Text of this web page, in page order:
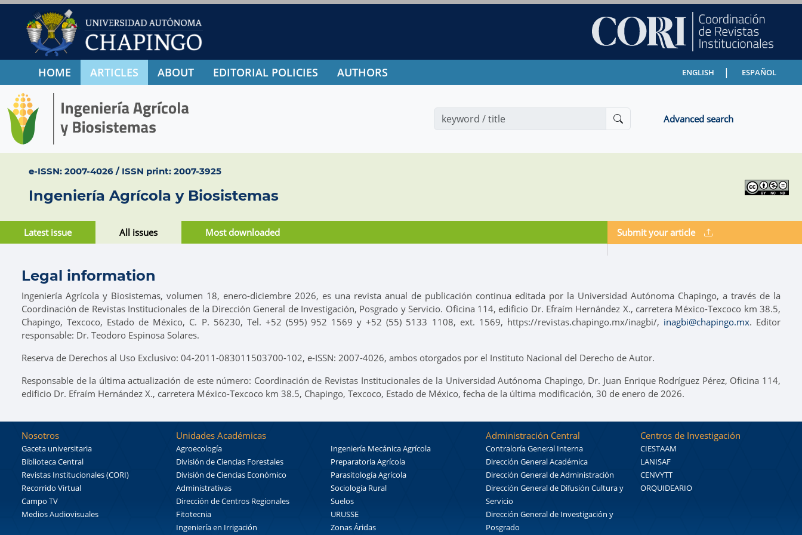
HOME ARTICLES ABOUT EDITORIAL POLICIES AUTHORS ENGLISH | ESPAÑOL
Advanced search
e-ISSN: 2007-4026 / ISSN print: 2007-3925
Ingeniería Agrícola y Biosistemas
Latest issue All issues Most downloaded Submit your article
Legal information
Ingeniería Agrícola y Biosistemas, volumen 18, enero-diciembre 2026, es una revista anual de publicación continua editada por la Universidad Autónoma Chapingo, a través de la
Coordinación de Revistas Institucionales de la Dirección General de Investigación, Posgrado y Servicio. Oficina 114, edificio Dr. Efraím Hernández X., carretera México-Texcoco km 38.5,
Chapingo, Texcoco, Estado de México, C. P. 56230, Tel. +52 (595) 952 1569 y +52 (55) 5133 1108, ext. 1569, https://revistas.chapingo.mx/inagbi/, inagbi@chapingo.mx. Editor
responsable: Dr. Teodoro Espinosa Solares.
Reserva de Derechos al Uso Exclusivo: 04-2011-083011503700-102, e-ISSN: 2007-4026, ambos otorgados por el Instituto Nacional del Derecho de Autor.
Responsable de la última actualización de este número: Coordinación de Revistas Institucionales de la Universidad Autónoma Chapingo, Dr. Juan Enrique Rodríguez Pérez, Oficina 114,
edificio Dr. Efraím Hernández X., carretera México-Texcoco km 38.5, Chapingo, Texcoco, Estado de México, fecha de la última modificación, 30 de enero de 2026.
Nosotros
Gaceta universitaria
Biblioteca Central
Revistas Institucionales (CORI)
Recorrido Virtual
Campo TV
Medios Audiovisuales
Unidades Académicas
Agroecología
División de Ciencias Forestales
División de Ciencias Económico
Administrativas
Dirección de Centros Regionales
Fitotecnia
Ingeniería en Irrigación
Ingeniería Mecánica Agrícola
Preparatoria Agrícola
Parasitología Agrícola
Sociología Rural
Suelos
URUSSE
Zonas Áridas
Administración Central
Contraloría General Interna
Dirección General Académica
Dirección General de Administración
Dirección General de Difusión Cultura y
Servicio
Dirección General de Investigación y
Posgrado
Centros de Investigación
CIESTAAM
LANISAF
CENVYTT
ORQUIDEARIO